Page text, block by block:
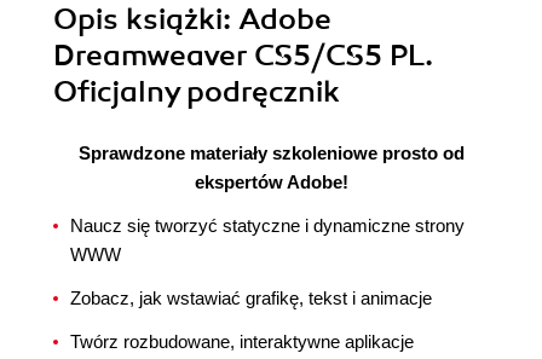
Opis książki: Adobe
Dreamweaver CS5/CS5 PL.
Oficjalny podręcznik
Sprawdzone materiały szkoleniowe prosto od
ekspertów Adobe!
Naucz się tworzyć statyczne i dynamiczne strony
WWW
Zobacz, jak wstawiać grafikę, tekst i animacje
Twórz rozbudowane, interaktywne aplikacje